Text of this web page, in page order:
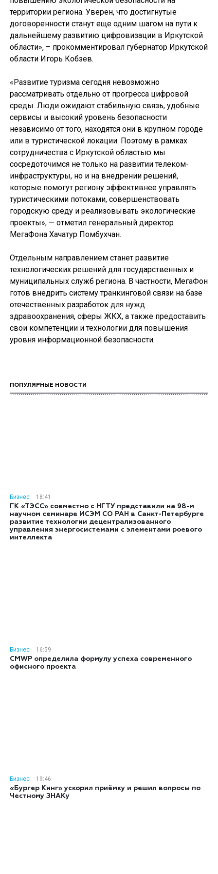
территории региона. Уверен, что достигнутые
договоренности станут еще одним шагом на пути к
дальнейшему развитию цифровизации в Иркутской
области», – прокомментировал губернатор Иркутской
области Игорь Кобзев.
«Развитие туризма сегодня невозможно
рассматривать отдельно от прогресса цифровой
среды. Люди ожидают стабильную связь, удобные
сервисы и высокий уровень безопасности
независимо от того, находятся они в крупном городе
или в туристической локации. Поэтому в рамках
сотрудничества с Иркутской областью мы
сосредоточимся не только на развитии телеком-
инфраструктуры, но и на внедрении решений,
которые помогут региону эффективнее управлять
туристическими потоками, совершенствовать
городскую среду и реализовывать экологические
проекты», — отметил генеральный директор
МегаФона Хачатур Помбухчан.
Отдельным направлением станет развитие
технологических решений для государственных и
муниципальных служб региона. В частности, МегаФон
готов внедрить систему транкинговой связи на базе
отечественных разработок для нужд
здравоохранения, сферы ЖКХ, а также предоставить
свои компетенции и технологии для повышения
уровня информационной безопасности.
ПОПУЛЯРНЫЕ НОВОСТИ
Бизнес
18:41
ГК «ТЭСС» совместно с НГТУ представили на 98-м
научном семинаре ИСЭМ СО РАН в Санкт-Петербурге
развитие технологии децентрализованного
управления энергосистемами с элементами роевого
интеллекта
Бизнес
16:59
CMWP определила формулу успеха современного
офисного проекта
Бизнес
19:46
«Бургер Кинг» ускорил приёмку и решил вопросы по
Честному ЗНАКу